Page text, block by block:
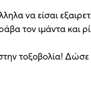
να είσαι
τον ιμάντα και
τοξοβολία!